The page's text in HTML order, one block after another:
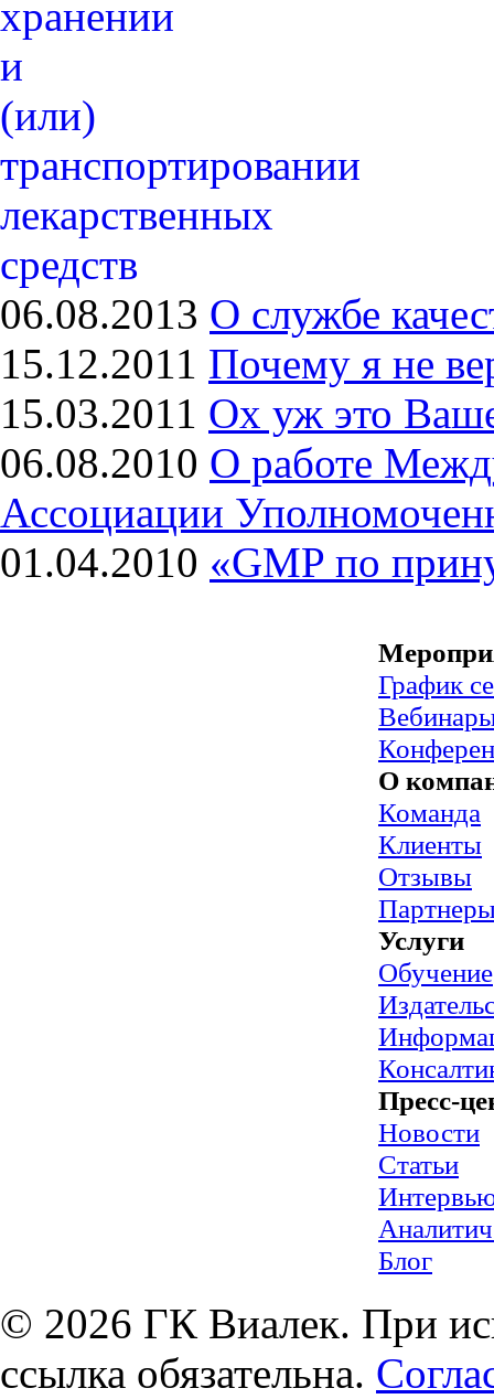
06.08.2013 О службе
15.12.2011 Почему я не
15.03.2011 Ох уж это
06.08.2010 О работе
Ассоциации
01.04.2010 «GMP по
График
О
Команда
Клиенты
Отзывы
Услуги
Обучение
Пресс-
Новости
Статьи
Блог
© 2026 ГК Виалек. При
ссылка обязательна.